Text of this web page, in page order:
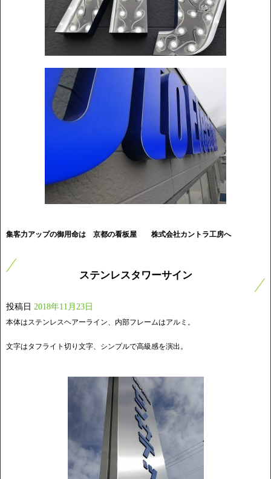
集客力アップの御用命は 京都の看板屋 株式会社カントラ工房へ
ステンレスタワーサイン
投稿日 2018年11月23日
本体はステンレスヘアーライン、内部フレームはアルミ。
文字はタフライト切り文字、シンプルで高級感を演出。